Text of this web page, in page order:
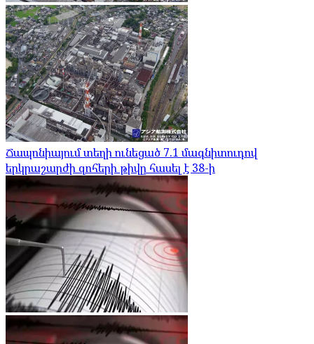
Ճապոնիայում տեղի ունեցած 7.1 մագնիտուդով
երկրաշարժի զոհերի թիվը հասել է 38-ի